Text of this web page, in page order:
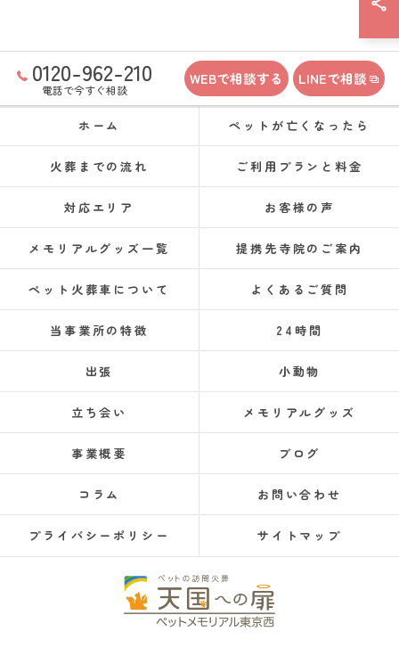
0120-962-210
電話で今すぐ相談
WEBで相談する LINEで相談
ホーム ペットが亡くなったら
火葬までの流れ ご利用プランと料金
対応エリア お客様の声
メモリアルグッズ一覧 提携先寺院のご案内
ペット火葬車について よくあるご質問
当事業所の特徴 24時間
出張 小動物
立ち会い メモリアルグッズ
事業概要 ブログ
コラム お問い合わせ
プライバシーポリシー サイトマップ